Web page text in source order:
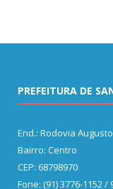
PREFEITURA DE
End.: Rodovia
Bairro: Centro
CEP: 68798970
Fone: (91) 3776-1152 /